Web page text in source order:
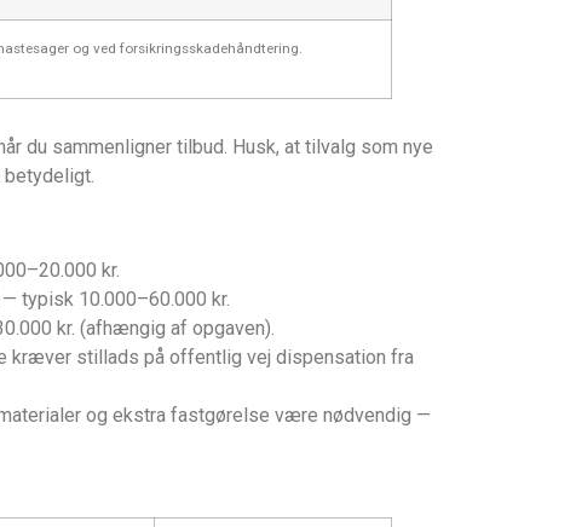
og ved forsikringsskadehåndtering.
du sammenligner tilbud. Husk, at tilvalg som nye
kr.
typisk 10.000–60.000 kr.
kr. (afhængig af opgaven).
kræver stillads på offentlig vej dispensation fra
og ekstra fastgørelse være nødvendig —